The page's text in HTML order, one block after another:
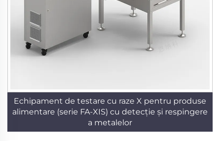
Echipament de testare cu raze X pentru produse
alimentare (serie FA-XIS) cu detecție și respingere
a metalelor